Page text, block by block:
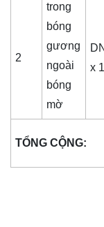
trong
bóng
gương
ngoài
bóng
mờ
2
x
TỔNG CỘNG: